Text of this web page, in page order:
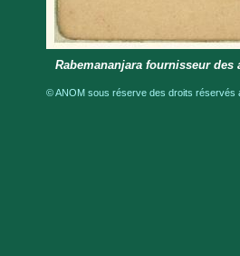
Rabemananjara fournisseur
© ANOM sous réserve des droits réservés